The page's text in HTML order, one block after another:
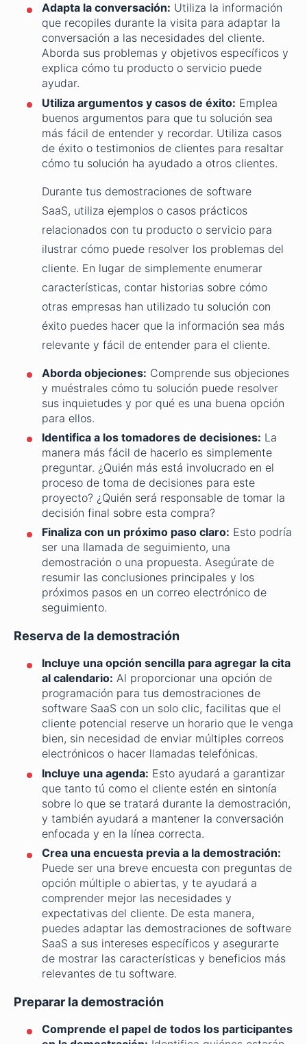
Adapta la conversación: Utiliza la información
que recopiles durante la visita para adaptar la
conversación a las necesidades del cliente.
Aborda sus problemas y objetivos específicos y
explica cómo tu producto o servicio puede
ayudar.
Utiliza argumentos y casos de éxito: Emplea
buenos argumentos para que tu solución sea
más fácil de entender y recordar. Utiliza casos
de éxito o testimonios de clientes para resaltar
cómo tu solución ha ayudado a otros clientes.
Durante tus demostraciones de software
SaaS, utiliza ejemplos o casos prácticos
relacionados con tu producto o servicio para
ilustrar cómo puede resolver los problemas del
cliente. En lugar de simplemente enumerar
características, contar historias sobre cómo
otras empresas han utilizado tu solución con
éxito puedes hacer que la información sea más
relevante y fácil de entender para el cliente.
Aborda objeciones: Comprende sus objeciones
y muéstrales cómo tu solución puede resolver
sus inquietudes y por qué es una buena opción
para ellos.
Identifica a los tomadores de decisiones: La
manera más fácil de hacerlo es simplemente
preguntar. ¿Quién más está involucrado en el
proceso de toma de decisiones para este
proyecto? ¿Quién será responsable de tomar la
decisión final sobre esta compra?
Finaliza con un próximo paso claro: Esto podría
ser una llamada de seguimiento, una
demostración o una propuesta. Asegúrate de
resumir las conclusiones principales y los
próximos pasos en un correo electrónico de
seguimiento.
Reserva de la demostración
Incluye una opción sencilla para agregar la cita
al calendario: Al proporcionar una opción de
programación para tus demostraciones de
software SaaS con un solo clic, facilitas que el
cliente potencial reserve un horario que le venga
bien, sin necesidad de enviar múltiples correos
electrónicos o hacer llamadas telefónicas.
Incluye una agenda: Esto ayudará a garantizar
que tanto tú como el cliente estén en sintonía
sobre lo que se tratará durante la demostración,
y también ayudará a mantener la conversación
enfocada y en la línea correcta.
Crea una encuesta previa a la demostración:
Puede ser una breve encuesta con preguntas de
opción múltiple o abiertas, y te ayudará a
comprender mejor las necesidades y
expectativas del cliente. De esta manera,
puedes adaptar las demostraciones de software
SaaS a sus intereses específicos y asegurarte
de mostrar las características y beneficios más
relevantes de tu software.
Preparar la demostración
Comprende el papel de todos los participantes